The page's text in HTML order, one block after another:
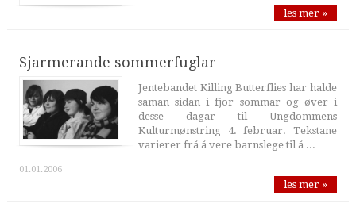
les mer »
Sjarmerande sommerfuglar
Jentebandet Killing Butterflies har halde
saman sidan i fjor sommar og øver i
desse dagar til Ungdommens
Kulturmønstring 4. februar. Tekstane
varierer frå å vere barnslege til å ...
01.01.2006
les mer »